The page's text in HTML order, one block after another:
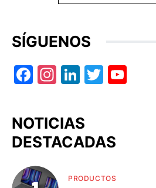
SÍGUENOS
Facebook
Instagram
LinkedIn
Twitter
NOTICIAS
DESTACADAS
PRODUCTOS